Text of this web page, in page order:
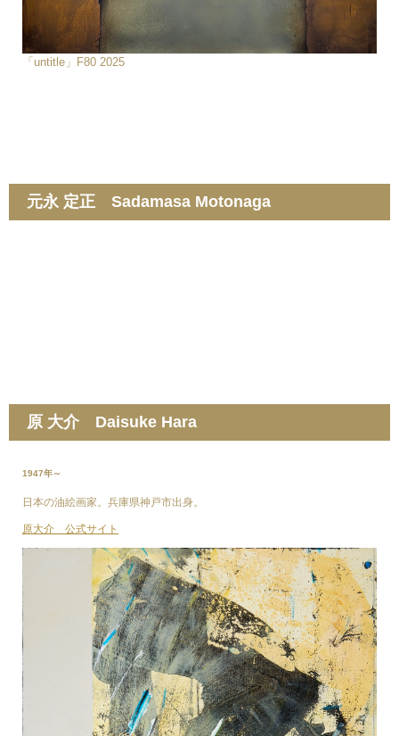
「untitle」F80 2025
元永 定正 Sadamasa Motonaga
原 大介 Daisuke Hara
1947年～
日本の油絵画家。兵庫県神戸市出身。
原大介 公式サイト